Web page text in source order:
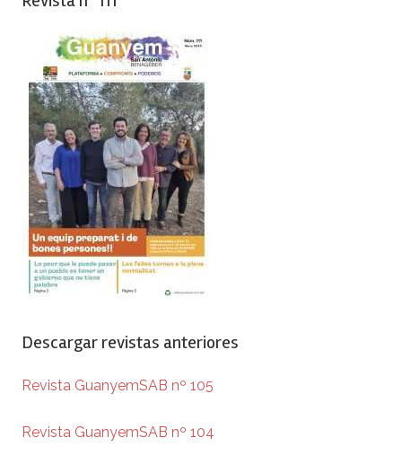
Descargar revistas anteriores
Revista GuanyemSAB nº 105
Revista GuanyemSAB nº 104